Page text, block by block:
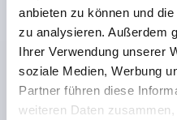
anbieten zu können und
zu analysieren. Außerdem
Ihrer Verwendung unserer
soziale Medien, Werbung
Partner führen diese
weiteren Daten